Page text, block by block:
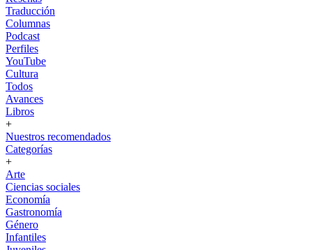
Traducción
Columnas
Podcast
Perfiles
YouTube
Cultura
Todos
Avances
Libros
+
Nuestros recomendados
Categorías
+
Arte
Ciencias sociales
Economía
Gastronomía
Género
Infantiles